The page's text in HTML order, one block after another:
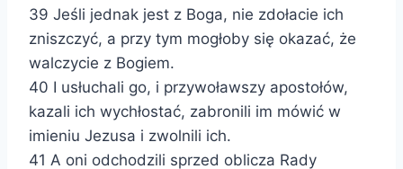
39 Jeśli jednak jest z Boga, nie zdołacie ich
zniszczyć, a przy tym mogłoby się okazać, że
walczycie z Bogiem.
40 I usłuchali go, i przywoławszy apostołów,
kazali ich wychłostać, zabronili im mówić w
imieniu Jezusa i zwolnili ich.
41 A oni odchodzili sprzed oblicza Rady